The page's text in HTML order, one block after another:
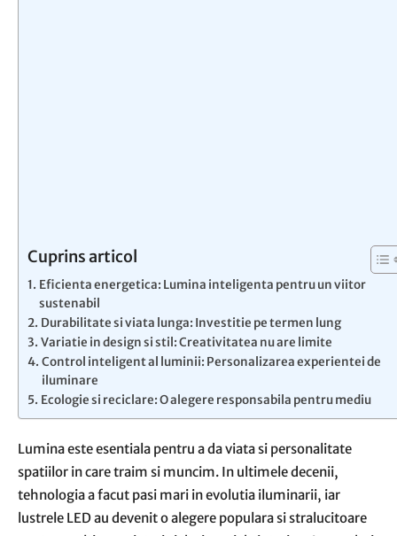
Cuprins articol
Eficienta energetica: Lumina inteligenta pentru un viitor
sustenabil
Durabilitate si viata lunga: Investitie pe termen lung
Variatie in design si stil: Creativitatea nu are limite
Control inteligent al luminii: Personalizarea experientei de
iluminare
Ecologie si reciclare: O alegere responsabila pentru mediu
Lumina este esentiala pentru a da viata si personalitate
spatiilor in care traim si muncim. In ultimele decenii,
tehnologia a facut pasi mari in evolutia iluminarii, iar
lustrele LED au devenit o alegere populara si stralucitoare